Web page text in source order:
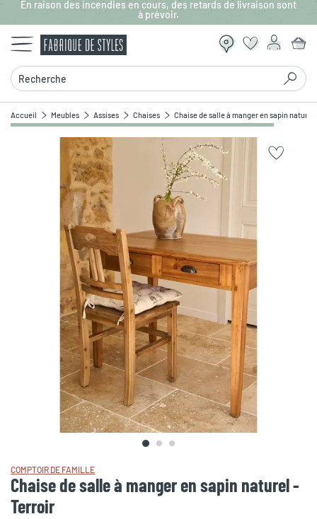
Aller au contenu principal
En raison des incendies en cours, des retards de livraison sont
à prévoir.
Recherche
Accueil Meubles Assises Chaises Chaise de salle à manger en sapin naturel
Zoomer sur l'image
COMPTOIR DE FAMILLE
Chaise de salle à manger en sapin naturel -
Terroir